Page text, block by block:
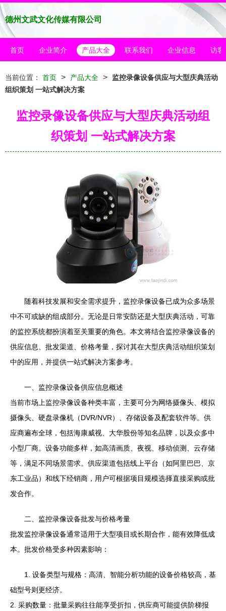
德州文武文化传媒有限公司
首页 企业简介 产品大全 联系我们 企业信息 访客
当前位置： 首页 > 产品大全 >
监控录像设备供应与大型庆典活动
组织策划 一站式解决方案
监控录像设备供应与大型庆典活动组
织策划 一站式解决方案
随着科技发展和安全需求提升，监控录像设备已成为众多场景
中不可或缺的组成部分。无论是日常安防还是大型庆典活动，可靠
的监控系统都扮演着至关重要的角色。本文将结合监控录像设备的
供应信息、批发渠道、价格考量，探讨其在大型庆典活动组织策划
中的应用，并提供一站式解决方案参考。
一、监控录像设备供应信息概述
当前市场上监控录像设备种类丰富，主要可分为网络摄像头、模拟
摄像头、硬盘录像机（DVR/NVR）、存储设备及配套软件等。供
应商遍布全球，包括海康威视、大华股份等知名品牌，以及众多中
小型厂商。设备功能多样，如高清画质、夜视、移动侦测、云存储
等，满足不同场景需求。供应渠道包括线上平台（如阿里巴巴、京
东工业品）和线下经销商，用户可根据项目规模选择直接采购或批
发合作。
二、监控录像设备批发与价格考量
批发监控录像设备通常适用于大型项目或长期合作，能有效降低成
本。批发价格受多种因素影响：
1. 设备类型与规格：高清、智能分析功能的设备价格较高，基
础型号则更经济。
2. 采购数量：批量采购往往能享受折扣，供应商可能提供阶梯报